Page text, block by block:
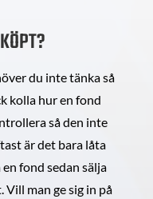
du inte tänka så
kolla hur en fond
så den inte
är det bara låta
fond sedan sälja
man ge sig in på